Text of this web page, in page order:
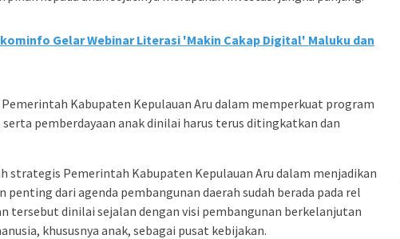
Gelar Webinar Literasi 'Makin Cakap Digital' Maluku dan
Kabupaten Kepulauan Aru dalam memperkuat program
pemberdayaan anak dinilai harus terus ditingkatkan dan
strategis Pemerintah Kabupaten Kepulauan Aru dalam menjadikan
penting dari agenda pembangunan daerah sudah berada pada rel
tersebut dinilai sejalan dengan visi pembangunan berkelanjutan
khususnya anak, sebagai pusat kebijakan.